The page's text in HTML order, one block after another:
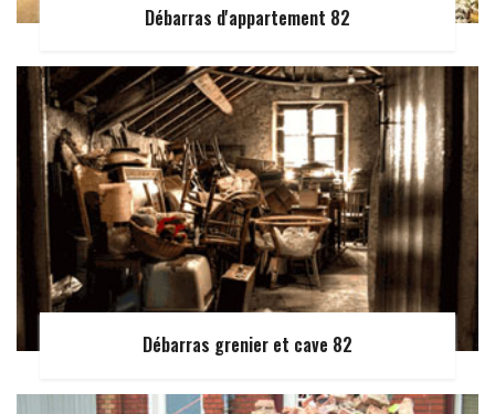
Débarras d'appartement 82
Débarras grenier et cave 82